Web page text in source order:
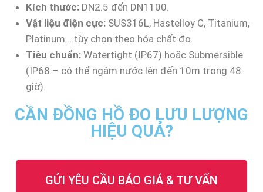
Kích thước: DN2.5 đến DN1100.
Vật liệu điện cực: SUS316L, Hastelloy C, Titanium,
Platinum… tùy chọn theo hóa chất đo.
Tiêu chuẩn: Watertight (IP67) hoặc Submersible
(IP68 – có thể ngâm nước lên đến 10m trong 48
giờ).
CẦN ĐỒNG HỒ ĐO LƯU LƯỢNG
HIỆU QUẢ?
GỬI YÊU CẦU BÁO GIÁ & TƯ VẤN